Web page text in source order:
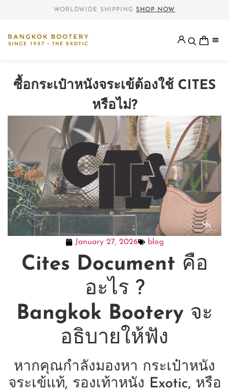
WORLDWIDE SHIPPING SHOP NOW
ซื้อกระเป๋าหนังจระเข้ต้องใช้ CITES
หรือไม่?
January 27, 2026 blog
Cites Document คือ
อะไร ?
Bangkok Bootery จะ
อธิบายให้ฟัง
หากคุณกำลังมองหา กระเป๋าหนัง
จระเข้แท้, รองเท้าหนัง Exotic, หรือ